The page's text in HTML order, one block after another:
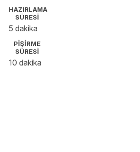
HAZIRLAMA
SÜRESİ
5 dakika
PİŞİRME
SÜRESİ
10 dakika